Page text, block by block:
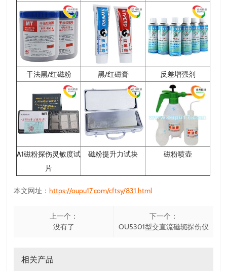
干法黑/红磁粉 黑/红磁膏 反差增强剂
A1磁粉探伤灵敏度试
片
磁粉提升力试块 磁粉喷壶
本文网址：https://oupu17.com/cftsy/831.html
上一个：
没有了
下一个：
OU5301型交直流磁轭探伤仪
相关产品